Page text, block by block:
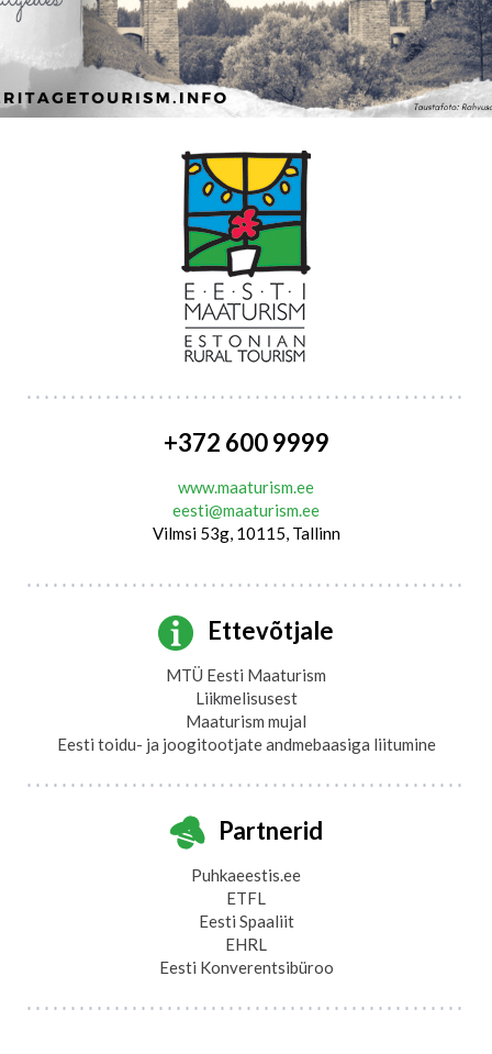
+372 600 9999
www.maaturism.ee
eesti@maaturism.ee
Vilmsi 53g, 10115, Tallinn
Ettevõtjale
MTÜ Eesti Maaturism
Liikmelisusest
Maaturism mujal
Eesti toidu- ja joogitootjate andmebaasiga liitumine
Partnerid
Puhkaeestis.ee
ETFL
Eesti Spaaliit
EHRL
Eesti Konverentsibüroo